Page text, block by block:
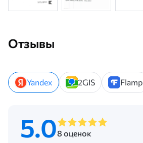
Отзывы
Yandex 2GIS Flamp
5.08 оценок